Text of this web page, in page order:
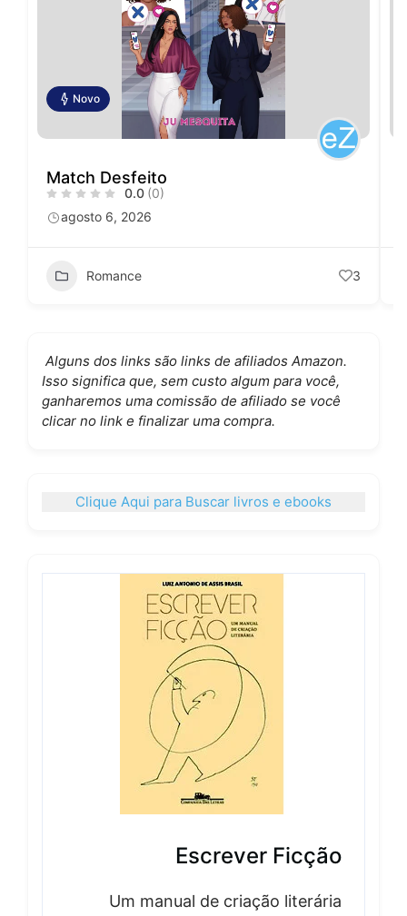
Novo
Match Desfeito
0.0 (0)
agosto 6, 2026
Romance 3
Alguns dos links são links de afiliados Amazon.
Isso significa que, sem custo algum para você,
ganharemos uma comissão de afiliado se você
clicar no link e finalizar uma compra.
Clique Aqui para Buscar livros e ebooks
Escrever Ficção
Um manual de criação literária